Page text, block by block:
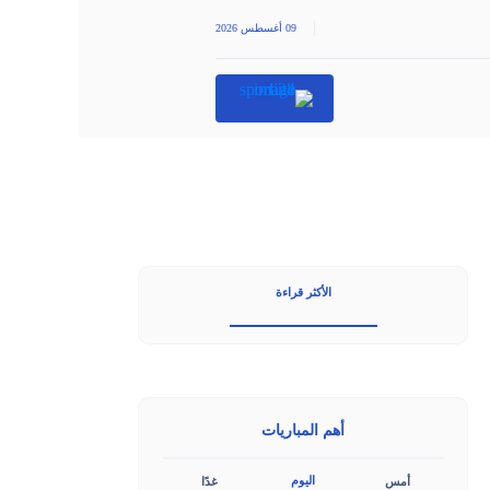
09 أغسطس 2026
الأكثر قراءة
أهم المباريات
أمس اليوم غدًا